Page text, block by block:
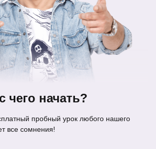
чего начать?
пробный урок любого нашего
все сомнения!